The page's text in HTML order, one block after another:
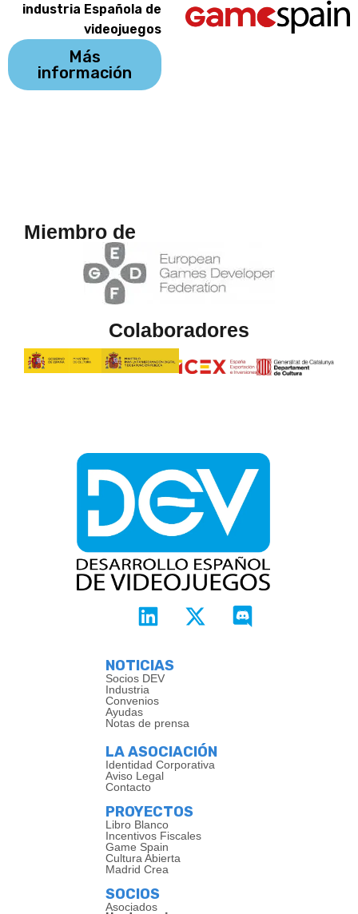
industria Española de
videojuegos
Más
información
Miembro de
Colaboradores
NOTICIAS
Socios DEV
Industria
Convenios
Ayudas
Notas de prensa
LA ASOCIACIÓN
Identidad Corporativa
Aviso Legal
Contacto
PROYECTOS
Libro Blanco
Incentivos Fiscales
Game Spain
Cultura Abierta
Madrid Crea
SOCIOS
Asociados